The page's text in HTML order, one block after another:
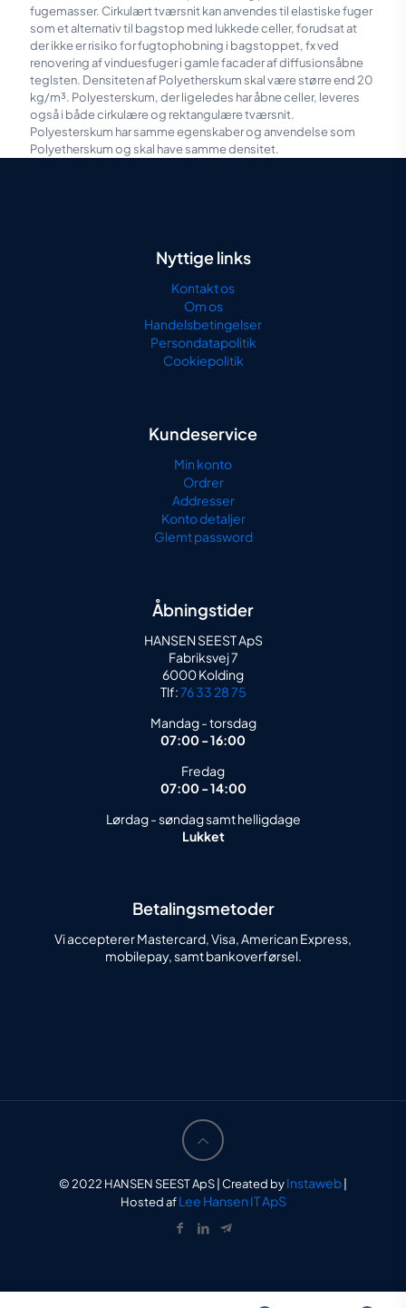
fugemasser. Cirkulært tværsnit kan anvendes til elastiske fuger
som et alternativ til bagstop med lukkede celler, forudsat at
der ikke er risiko for fugtophobning i bagstoppet, fx ved
renovering af vinduesfuger i gamle facader af diffusionsåbne
teglsten. Densiteten af Polyetherskum skal være større end 20
kg/m³. Polyesterskum, der ligeledes har åbne celler, leveres
også i både cirkulære og rektangulære tværsnit.
Polyesterskum har samme egenskaber og anvendelse som
Polyetherskum og skal have samme densitet.
Nyttige links
Kontakt os
Om os
Handelsbetingelser
Persondatapolitik
Cookiepolitik
Kundeservice
Min konto
Ordrer
Addresser
Konto detaljer
Glemt password
Åbningstider
HANSEN SEEST ApS
Fabriksvej 7
6000 Kolding
Tlf:76 33 28 75
Mandag - torsdag
07:00 - 16:00
Fredag
07:00 - 14:00
Lørdag - søndag samt helligdage
Lukket
Betalingsmetoder
Vi accepterer Mastercard, Visa, American Express,
mobilepay, samt bankoverførsel.
© 2022 HANSEN SEEST ApS | Created byInstaweb
Hosted afLee Hansen IT ApS